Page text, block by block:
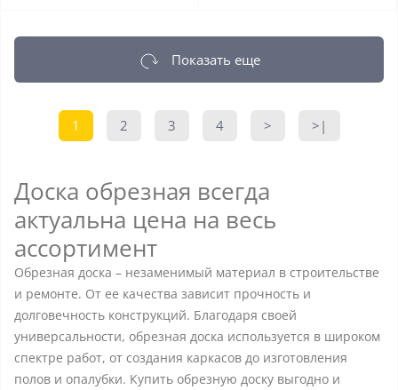
Показать еще
1 2 3 4 > >|
Доска обрезная всегда
актуальна цена на весь
ассортимент
Обрезная доска – незаменимый материал в строительстве
и ремонте. От ее качества зависит прочность и
долговечность конструкций. Благодаря своей
универсальности, обрезная доска используется в широком
спектре работ, от создания каркасов до изготовления
полов и опалубки. Купить обрезную доску выгодно и